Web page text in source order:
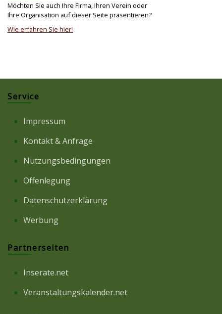
Möchten Sie auch Ihre Firma, Ihren Verein oder
Ihre Organisation auf dieser Seite präsentieren?
Wie erfahren Sie hier!
Service
Impressum
Kontakt & Anfrage
Nutzungsbedingungen
Offenlegung
Datenschutzerklärung
Werbung
Partnerseiten
Inserate.net
Veranstaltungskalender.net